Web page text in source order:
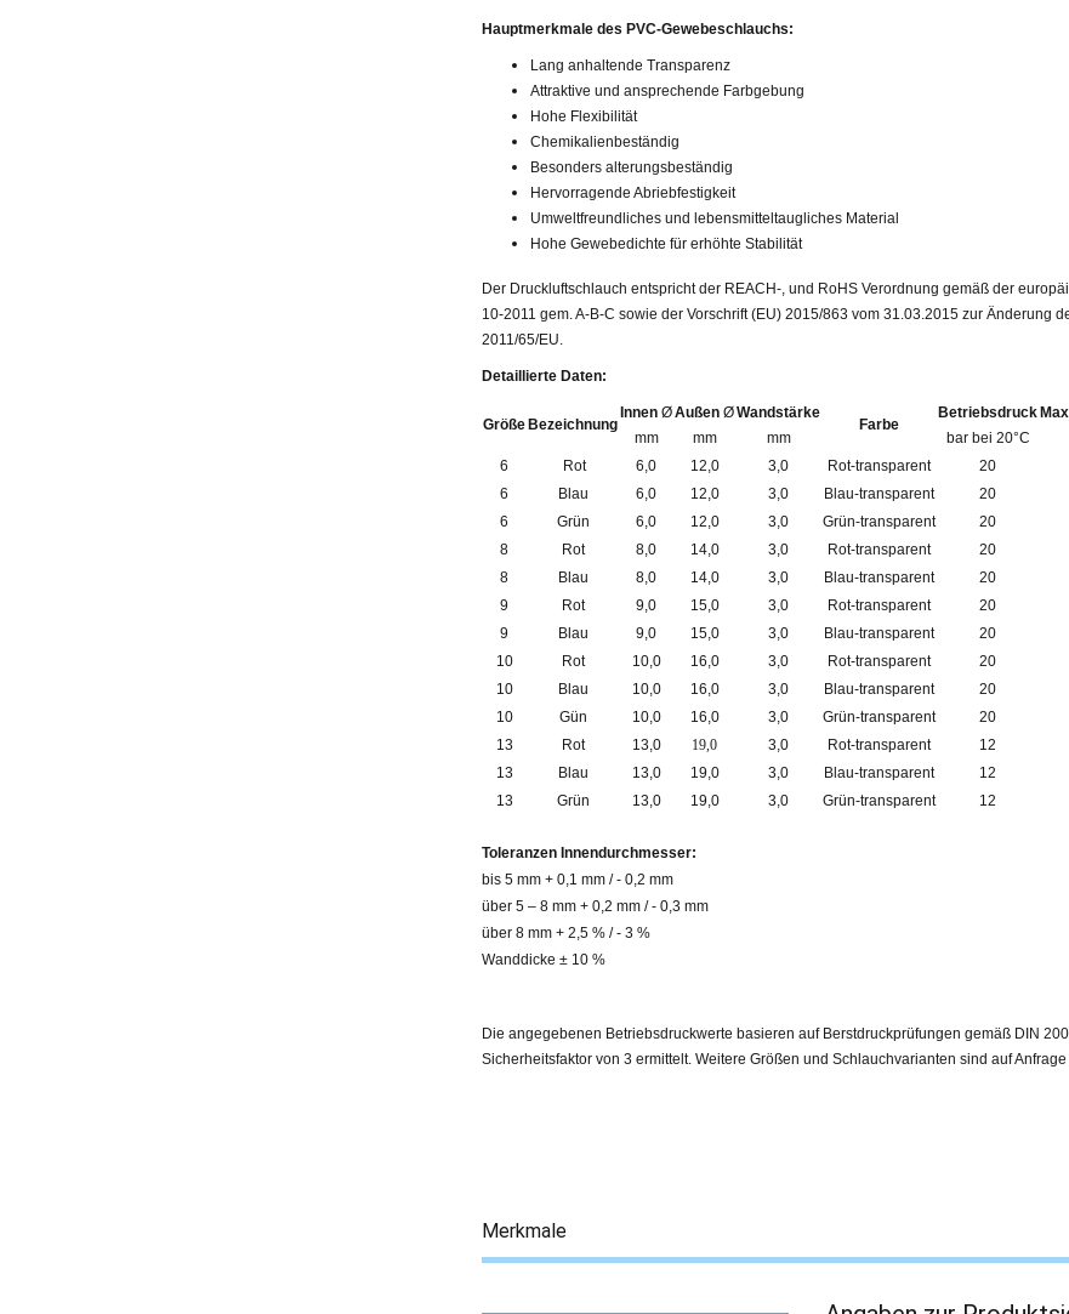
Hauptmerkmale des PVC-Gewebeschlauchs:
Lang anhaltende Transparenz
Attraktive und ansprechende Farbgebung
Hohe Flexibilität
Chemikalienbeständig
Besonders alterungsbeständig
Hervorragende Abriebfestigkeit
Umweltfreundliches und lebensmitteltaugliches Material
Hohe Gewebedichte für erhöhte Stabilität
Der Druckluftschlauch entspricht der REACH-, und RoHS Verordnung gemäß der
10-2011 gem. A-B-C sowie der Vorschrift (EU) 2015/863 vom 31.03.2015 zur Änderung
2011/65/EU.
Detaillierte Daten:
Größe Bezeichnung
Innen Ø
mm
Außen Ø
mm
Wandstärke
mm
Farbe
Betriebsdruck
bar bei 20°C
6
Rot 6,0 12,0 3,0 Rot-transparent 20
6
Blau 6,0 12,0 3,0 Blau-transparent 20
6
Grün 6,0 12,0 3,0 Grün-transparent 20
8
Rot 8,0 14,0 3,0 Rot-transparent 20
8
Blau 8,0 14,0 3,0 Blau-transparent 20
9
Rot 9,0 15,0 3,0 Rot-transparent 20
9
Blau 9,0 15,0 3,0 Blau-transparent 20
10
Rot 10,0 16,0 3,0 Rot-transparent 20
10
Blau 10,0 16,0 3,0 Blau-transparent 20
10
Gün 10,0 16,0 3,0 Grün-transparent 20
13
Rot 13,0 19,0 3,0 Rot-transparent 12
13
Blau 13,0 19,0 3,0 Blau-transparent 12
13
Grün 13,0 19,0 3,0 Grün-transparent 12
Toleranzen Innendurchmesser:
bis 5 mm + 0,1 mm / - 0,2 mm
über 5 – 8 mm + 0,2 mm / - 0,3 mm
über 8 mm + 2,5 % / - 3 %
Wanddicke ± 10 %
Die angegebenen Betriebsdruckwerte basieren auf Berstdruckprüfungen gemäß DIN
Sicherheitsfaktor von 3 ermittelt. Weitere Größen und Schlauchvarianten sind auf
Merkmale